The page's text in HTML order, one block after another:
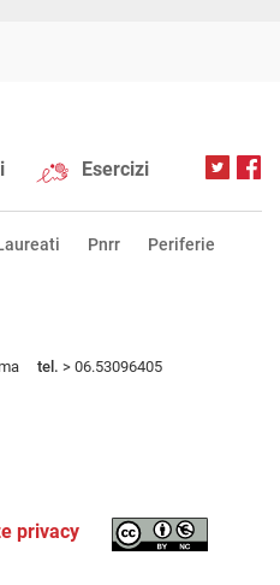
Esercizi
Pnrr Periferie
tel. > 06.53096405
privacy